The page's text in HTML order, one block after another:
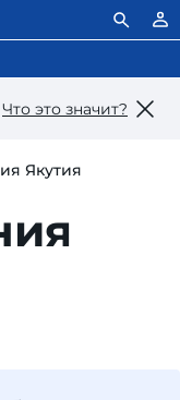
Что это значит?
Якутия